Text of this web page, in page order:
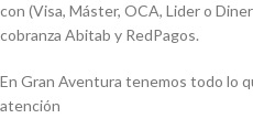
con (Visa, Máster, OCA, Lider o
cobranza Abitab y RedPagos.
En Gran Aventura tenemos todo lo
atención